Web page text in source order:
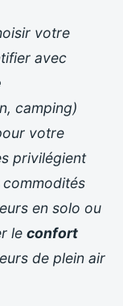
mer
votre
avec
camping)
votre
privilégient
en solo ou
le confort
de plein air